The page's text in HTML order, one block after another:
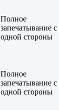
Полное
запечатывание с
одной стороны
Полное
запечатывание с
одной стороны